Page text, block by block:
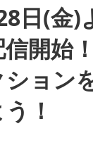
日(金)
開始
ョン
！